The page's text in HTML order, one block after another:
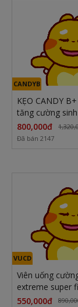
CANDYB
KẸO CANDY
tăng cường
giới
800,000đ
Đã bán 2147
VUCD
Viên uống
extreme super
550,000đ